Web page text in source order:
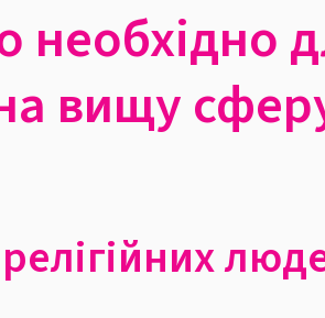
необхідно
вищу